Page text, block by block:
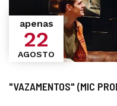
"VAZAMENTOS" (MIC
apenas
22
AGOSTO